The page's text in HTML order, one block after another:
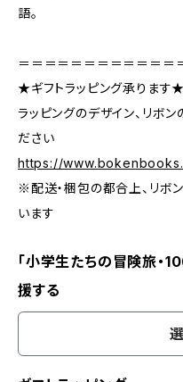
語。
＝＝＝＝＝＝＝＝＝＝＝＝
★ギフトラッピング承ります★
ラッピングのデザイン、リボ
ださい
https://
※配送・梱包の都合上、リボ
います
「小学生たちの冒険旅・
援する